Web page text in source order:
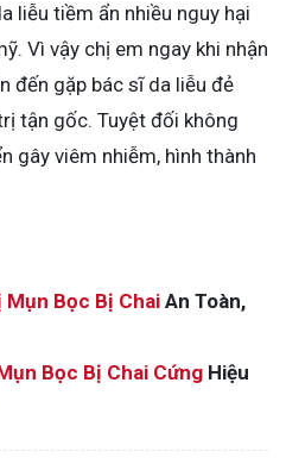
liễu tiềm ẩn nhiều nguy hại
Vì vậy chị em ngay khi nhận
đến gặp bác sĩ da liễu đẻ
tận gốc. Tuyệt đối không
gây viêm nhiễm, hình thành
Bọc Bị ChaiAn Toàn,
Bọc Bị Chai Cứng Hiệu